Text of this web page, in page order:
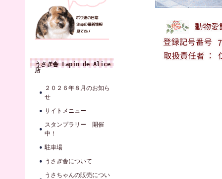
うさぎ舎 Lapin de Alice
店
２０２６年８月のお知ら
せ
サイトメニュー
スタンプラリー 開催
中！
駐車場
うさぎ舎について
うさちゃんの販売につい